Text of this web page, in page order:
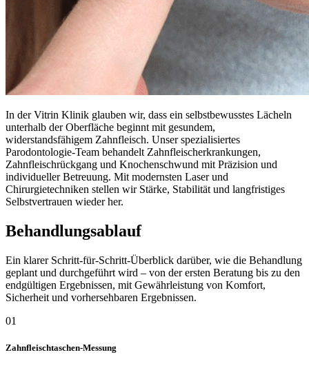
In der Vitrin Klinik glauben wir, dass ein selbstbewusstes Lächeln
unterhalb der Oberfläche beginnt mit gesundem,
widerstandsfähigem Zahnfleisch. Unser spezialisiertes
Parodontologie-Team behandelt Zahnfleischerkrankungen,
Zahnfleischrückgang und Knochenschwund mit Präzision und
individueller Betreuung. Mit modernsten Laser und
Chirurgietechniken stellen wir Stärke, Stabilität und langfristiges
Selbstvertrauen wieder her.
Behandlungsablauf
Ein klarer Schritt-für-Schritt-Überblick darüber, wie die Behandlung
geplant und durchgeführt wird – von der ersten Beratung bis zu den
endgültigen Ergebnissen, mit Gewährleistung von Komfort,
Sicherheit und vorhersehbaren Ergebnissen.
01
Zahnfleischtaschen-Messung